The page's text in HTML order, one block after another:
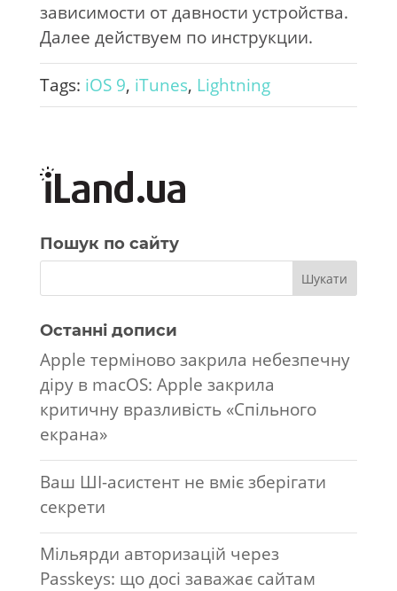
зависимости от давности устройства.
Далее действуем по инструкции.
Tags: iOS 9, iTunes, Lightning
Пошук по сайту
Останні дописи
Apple терміново закрила небезпечну
діру в macOS: Apple закрила
критичну вразливість «Спільного
екрана»
Ваш ШІ-асистент не вміє зберігати
секрети
Мільярди авторизацій через
Passkeys: що досі заважає сайтам